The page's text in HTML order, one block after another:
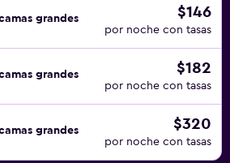
grandes $146
por noche con tasas
grandes $182
por noche con tasas
grandes $320
por noche con tasas